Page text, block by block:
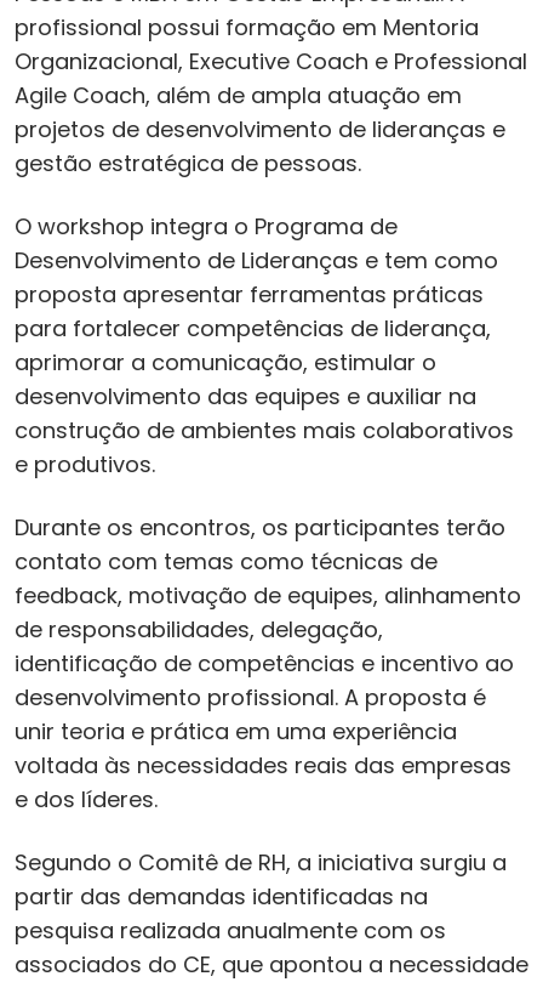
profissional possui formação em Mentoria
Organizacional, Executive Coach e Professional
Agile Coach, além de ampla atuação em
projetos de desenvolvimento de lideranças e
gestão estratégica de pessoas.
O workshop integra o Programa de
Desenvolvimento de Lideranças e tem como
proposta apresentar ferramentas práticas
para fortalecer competências de liderança,
aprimorar a comunicação, estimular o
desenvolvimento das equipes e auxiliar na
construção de ambientes mais colaborativos
e produtivos.
Durante os encontros, os participantes terão
contato com temas como técnicas de
feedback, motivação de equipes, alinhamento
de responsabilidades, delegação,
identificação de competências e incentivo ao
desenvolvimento profissional. A proposta é
unir teoria e prática em uma experiência
voltada às necessidades reais das empresas
e dos líderes.
Segundo o Comitê de RH, a iniciativa surgiu a
partir das demandas identificadas na
pesquisa realizada anualmente com os
associados do CE, que apontou a necessidade